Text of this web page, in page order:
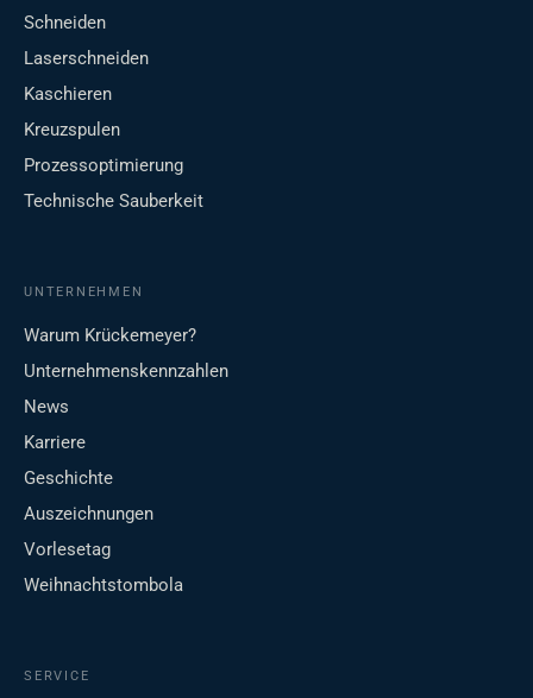
Schneiden
Laserschneiden
Kaschieren
Kreuzspulen
Prozessoptimierung
Technische Sauberkeit
UNTERNEHMEN
Warum Krückemeyer?
Unternehmenskennzahlen
News
Karriere
Geschichte
Auszeichnungen
Vorlesetag
Weihnachtstombola
SERVICE